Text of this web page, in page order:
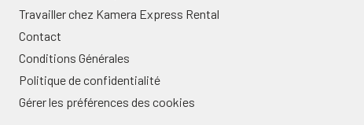
Travailler chez Kamera Express Rental
Contact
Conditions Générales
Politique de confidentialité
Gérer les préférences des cookies